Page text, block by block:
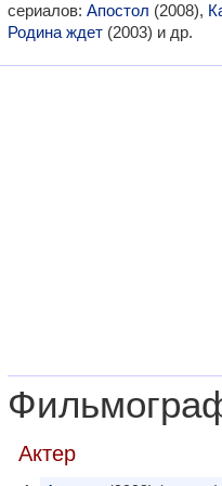
сериалов: Апостол (2008),
Родина ждет (2003) и др.
Актер